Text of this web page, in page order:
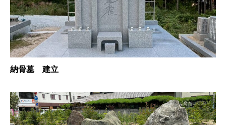
納骨墓 建立